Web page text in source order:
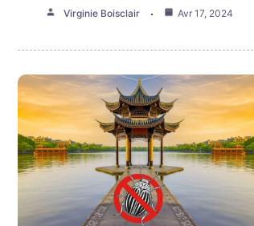
Virginie Boisclair Avr 17, 2024